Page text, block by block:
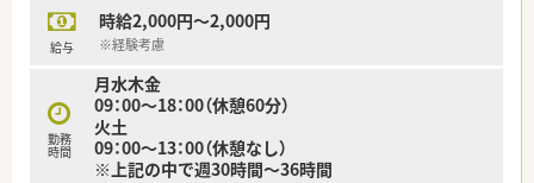
給与
時給2,000円～2,000円
※経験考慮
勤務
時間
月水木金
09：00～18：00（休憩60分）
火土
09：00～13：00（休憩なし）
※上記の中で週30時間～36時間